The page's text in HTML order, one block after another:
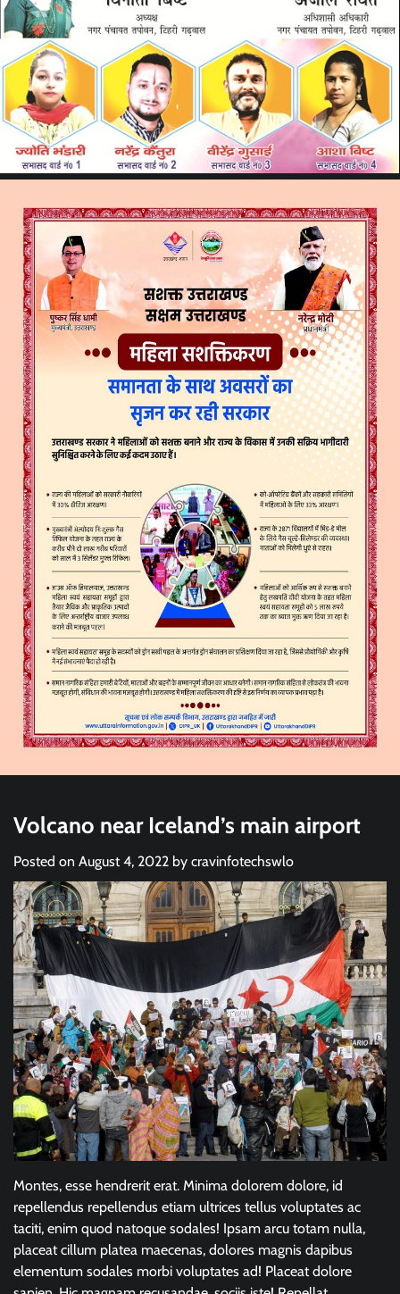
Volcano near Iceland’s main airport
Posted on August 4, 2022 by cravinfotechswlo
Montes, esse hendrerit erat. Minima dolorem dolore, id
repellendus repellendus etiam ultrices tellus voluptates ac
taciti, enim quod natoque sodales! Ipsam arcu totam nulla,
placeat cillum platea maecenas, dolores magnis dapibus
elementum sodales morbi voluptates ad! Placeat dolore